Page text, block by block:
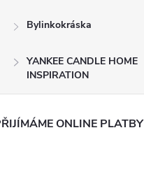
Bylinkokráska
YANKEE CANDLE HOME
INSPIRATION
ONLINE PLATBY